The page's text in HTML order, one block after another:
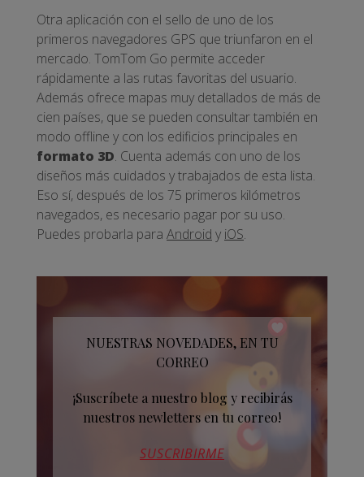
Otra aplicación con el sello de uno de los
primeros navegadores GPS que triunfaron en el
mercado. TomTom Go permite acceder
rápidamente a las rutas favoritas del usuario.
Además ofrece mapas muy detallados de más de
cien países, que se pueden consultar también en
modo offline y con los edificios principales en
formato 3D. Cuenta además con uno de los
diseños más cuidados y trabajados de esta lista.
Eso sí, después de los 75 primeros kilómetros
navegados, es necesario pagar por su uso.
Puedes probarla para Android y iOS.
NUESTRAS NOVEDADES, EN TU
CORREO
¡Suscríbete a nuestro blog y recibirás
nuestros newletters en tu correo!
SUSCRIBIRME